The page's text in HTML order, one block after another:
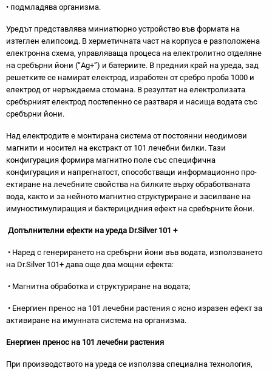
• подмладява организма.
Уредът представлява миниатюрно устройство във формата на
изтеглен елипсоид. В херметичната част на корпуса е разположена
електронна схема, управляваща процеса на електролитно отделяне
на сребърни йони (“Ag+”) и батериите. В предния край на уреда, зад
решетките се намират електрод, изработен от сребро проба 1000 и
електрод от неръждаема стомана. В резултат на електролизата
сребърният електрод постепенно се разтваря и насища водата със
сребърни йони.
Над електродите е монтирана система от посто­янни неодимови
магнити и носител на екстракт от 101 лечебни билки. Тази
конфигурация формира магнитно поле със специфична
конфигурация и напрегнатост, способстващи информационно про­
ектиране на лечебните свойства на билките върху обработваната
вода, както и за нейното магнитно структуриране и засилване на
имуностимулира­щия и бактерицидния ефект на сребърните йони.
Допълнителни ефекти на уреда Dr.Silver 101 +
• Наред с генерирането на сребърни йони във во­дата, използването
на Dr.Silver 101+ дава още два мощни ефекта:
• Магнитна обработка и структуриране на водата;
• Енергиен пренос на 101 лечебни растения с ясно изразен ефект за
активиране на имунната сис­тема на организма.
Енергиен пренос на 101 лечебни растения
При производството на уреда се използва спе­циална технология,